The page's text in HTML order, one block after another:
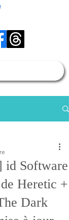
id Software
Heretic +
Dark